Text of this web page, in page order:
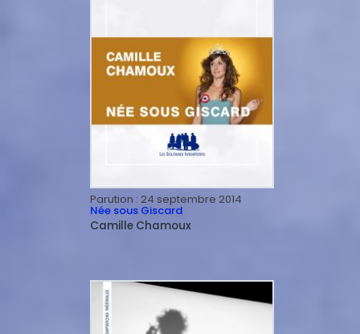
Parution : 24 septembre 2014
Née sous Giscard
Camille Chamoux